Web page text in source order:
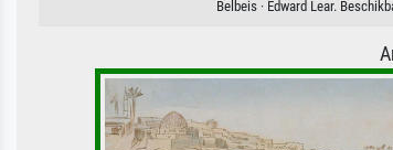
Belbeis · Edward Lear.